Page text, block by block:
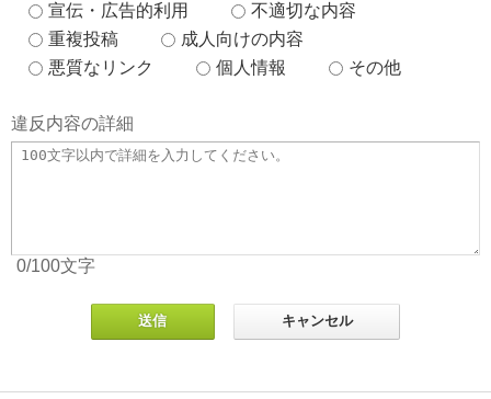
宣伝・広告的利用
不適切な内容
重複投稿
成人向けの内容
悪質なリンク
個人情報 その他
違反内容の詳細
0/100文字